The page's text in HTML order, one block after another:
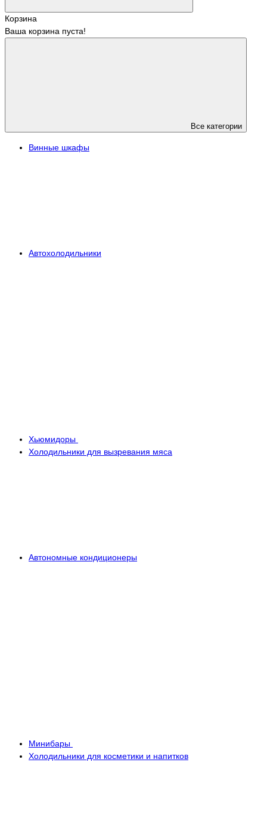
Корзина
Ваша корзина пуста!
Все категории
Винные шкафы
Автохолодильники
Хьюмидоры
Холодильники для вызревания мяса
Автономные кондиционеры
Минибары
Холодильники для косметики и напитков